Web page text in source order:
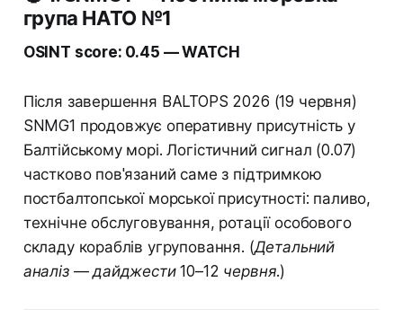
група НАТО №1
OSINT score: 0.45 — WATCH
Після завершення BALTOPS 2026 (19 червня)
SNMG1 продовжує оперативну присутність у
Балтійському морі. Логістичний сигнал (0.07)
частково пов'язаний саме з підтримкою
постбалтопської морської присутності: паливо,
технічне обслуговування, ротації особового
складу кораблів угруповання. (Детальний
аналіз — дайджести 10–12 червня.)